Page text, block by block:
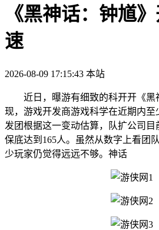
《黑神话：钟馗
速
2026-08-09 17:15:43 本站
近日，曝游有细致的科开开《黑
现，游戏开发商游戏科学在近期内至
发团根据这一变动估算，队扩公司
保底达到165人。虽然从数字上看团
少玩家仍觉得远远不够。神话